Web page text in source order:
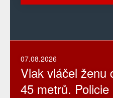
07.08.2026
Vlak vláčel ženu
45 metrů.